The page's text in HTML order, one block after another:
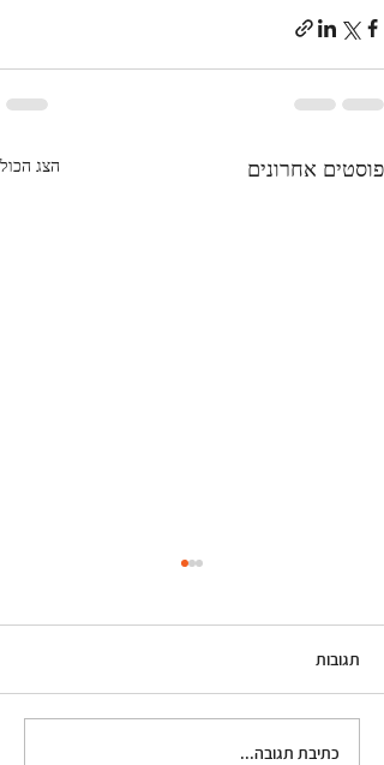
פוסטים אחרונים הצג הכול
אז... מה זה תיאטרון פלייבק?
תגובות
כתיבת תגובה...